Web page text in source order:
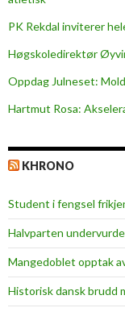
PK Rekdal inviterer
Høgskoledirektør
Oppdag Julneset:
Hartmut Rosa:
KHRONO
Student i fengsel
Halvparten
Mangedoblet opptak
Historisk dansk brudd